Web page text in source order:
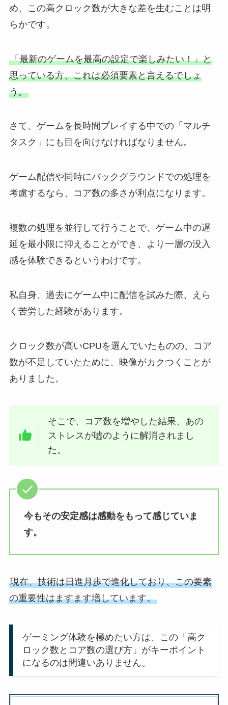
め、この高クロック数が大きな差を生むことは明
らかです。
「最新のゲームを最高の設定で楽しみたい！」と
思っている方、これは必須要素と言えるでしょ
う。
さて、ゲームを長時間プレイする中での「マルチ
タスク」にも目を向けなければなりません。
ゲーム配信や同時にバックグラウンドでの処理を
考慮するなら、コア数の多さが利点になります。
複数の処理を並行して行うことで、ゲーム中の遅
延を最小限に抑えることができ、より一層の没入
感を体験できるというわけです。
私自身、過去にゲーム中に配信を試みた際、えら
く苦労した経験があります。
クロック数が高いCPUを選んでいたものの、コア
数が不足していたために、映像がカクつくことが
ありました。
そこで、コア数を増やした結果、あの
ストレスが嘘のように解消されまし
た。
今もその安定感は感動をもって感じていま
す。
現在、技術は日進月歩で進化しており、この要素
の重要性はますます増しています。
ゲーミング体験を極めたい方は、この「高ク
ロック数とコア数の選び方」がキーポイント
になるのは間違いありません。